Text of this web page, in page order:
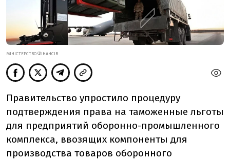
МІНІСТЕРСТВО ФІНАНСІВ
Правительство упростило процедуру
подтверждения права на таможенные льготы
для предприятий оборонно-промышленного
комплекса, ввозящих компоненты для
производства товаров оборонного